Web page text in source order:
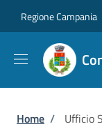
Regione Campania
Briciole
Home / Ufficio